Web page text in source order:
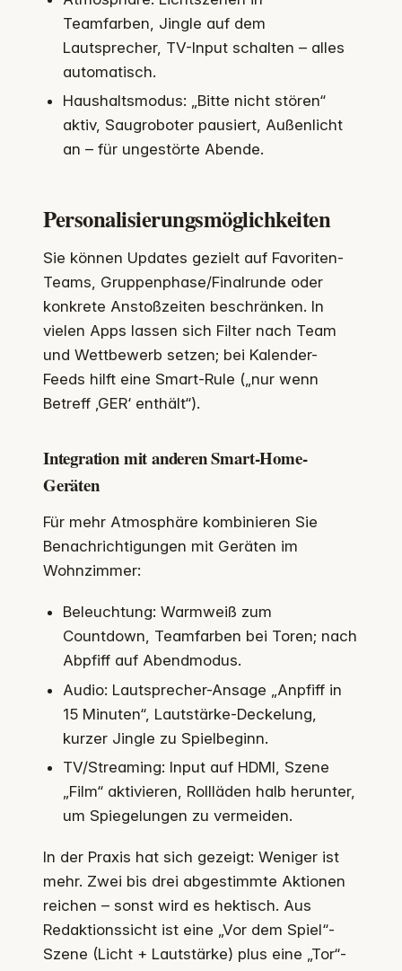
Teamfarben, Jingle auf dem
Lautsprecher, TV-Input schalten – alles
automatisch.
Haushaltsmodus: „Bitte nicht stören“
aktiv, Saugroboter pausiert, Außenlicht
an – für ungestörte Abende.
Personalisierungsmöglichkeiten
Sie können Updates gezielt auf Favoriten-
Teams, Gruppenphase/Finalrunde oder
konkrete Anstoßzeiten beschränken. In
vielen Apps lassen sich Filter nach Team
und Wettbewerb setzen; bei Kalender-
Feeds hilft eine Smart-Rule („nur wenn
Betreff ‚GER‘ enthält“).
Integration mit anderen Smart-Home-
Geräten
Für mehr Atmosphäre kombinieren Sie
Benachrichtigungen mit Geräten im
Wohnzimmer:
Beleuchtung: Warmweiß zum
Countdown, Teamfarben bei Toren; nach
Abpfiff auf Abendmodus.
Audio: Lautsprecher-Ansage „Anpfiff in
15 Minuten“, Lautstärke-Deckelung,
kurzer Jingle zu Spielbeginn.
TV/Streaming: Input auf HDMI, Szene
„Film“ aktivieren, Rollläden halb herunter,
um Spiegelungen zu vermeiden.
In der Praxis hat sich gezeigt: Weniger ist
mehr. Zwei bis drei abgestimmte Aktionen
reichen – sonst wird es hektisch. Aus
Redaktionssicht ist eine „Vor dem Spiel“-
Szene (Licht + Lautstärke) plus eine „Tor“-